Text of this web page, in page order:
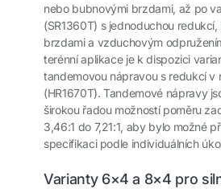
nebo bubnovými brzdami, až po
(SR1360T) s jednoduchou
brzdami a vzduchovým
terénní aplikace je k dispozici
tandemovou nápravou s redukcí v
(HR1670T). Tandemové nápravy
širokou řadou možností poměru
3,46:1 do 7,21:1, aby bylo možné
specifikaci podle individuálních
Varianty 6×4 a 8×4 pro